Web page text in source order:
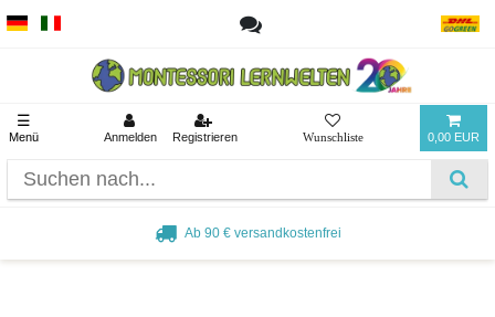
☰
Menü Anmelden Registrieren 0,00 EUR
Ab 90 € versandkostenfrei